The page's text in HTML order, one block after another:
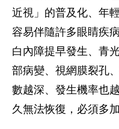
近視」的普及化、年
容易伴隨許多眼睛疾
白內障提早發生、青
部病變、視網膜裂孔
數越深、發生機率也
久無法恢復，必須多